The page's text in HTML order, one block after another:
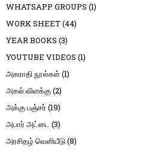
WHATSAPP GROUPS (1)
WORK SHEET(44)
YEAR BOOKS (3)
YOUTUBE VIDEOS (1)
அகராதி நூல்கள்(1)
அகல் விளக்கு(2)
அக்கு பஞ்சர் (19)
அபார் அட்டை (3)
அரசிதழ் வெளியீடு(8)